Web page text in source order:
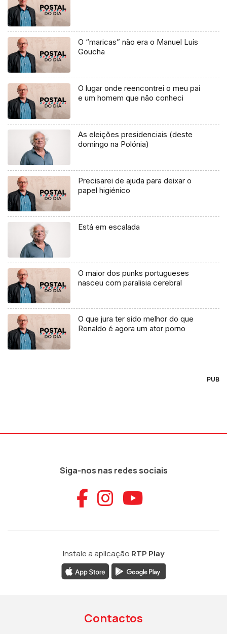
O “maricas” não era o Manuel Luís
Goucha
O lugar onde reencontrei o meu pai
e um homem que não conheci
As eleições presidenciais (deste
domingo na Polónia)
Precisarei de ajuda para deixar o
papel higiénico
Está em escalada
O maior dos punks portugueses
nasceu com paralisia cerebral
O que jura ter sido melhor do que
Ronaldo é agora um ator porno
PUB
Siga-nos nas redes sociais
Aceder ao
Aceder ao
Aceder
Instale a aplicação RTP Play
Contactos